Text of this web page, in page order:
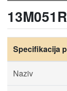
Specifikacija
Naziv